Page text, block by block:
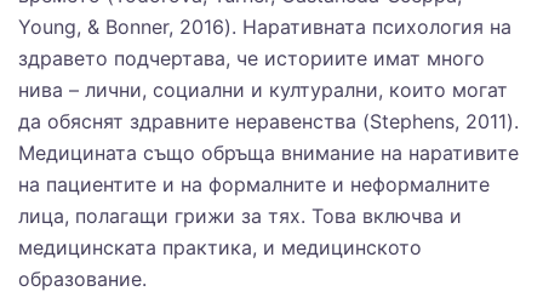
Young, & Bonner, 2016). Наративната психология на
здравето подчертава, че историите имат много
нива – лични, социални и културални, които могат
да обяснят здравните неравенства (Stephens, 2011).
Медицината също обръща внимание на наративите
на пациентите и на формалните и неформалните
лица, полагащи грижи за тях. Това включва и
медицинската практика, и медицинското
образование.